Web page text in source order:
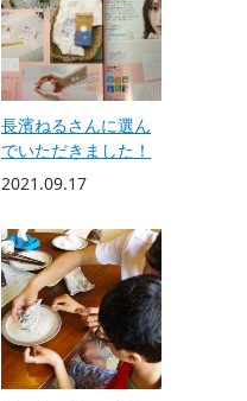
長濱ねるさんに選ん
でいただきました！
2021.09.17